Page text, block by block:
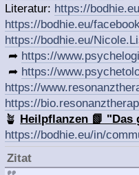
Literatur: https://
https://bodhie.eu/
https://bodhie.eu/
➦ https://
➦ https://
https://
https://
🪴 Heilpflanzen 📗
https://bodhie.eu/in/
Zitat